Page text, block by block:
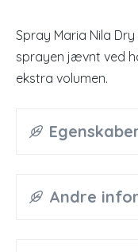
Spray Maria Nila
sprayen jævnt ved
ekstra volumen.
Andre